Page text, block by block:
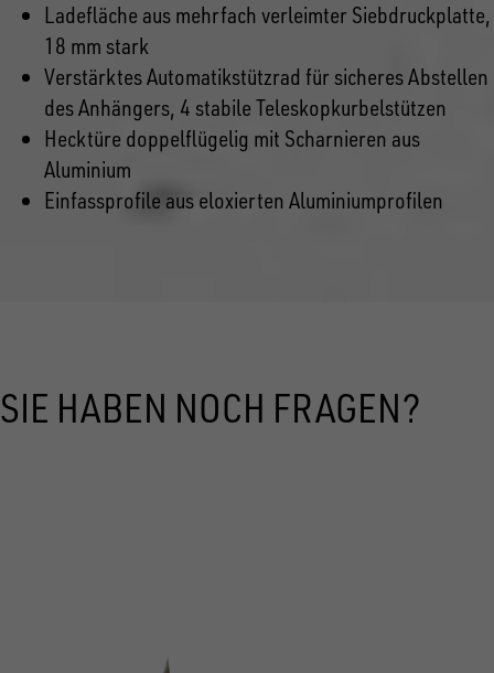
Ladefläche aus mehrfach verleimter Siebdruckplatte,
18 mm stark
Verstärktes Automatikstützrad für sicheres Abstellen
des Anhängers, 4 stabile Teleskopkurbelstützen
Hecktüre doppelflügelig mit Scharnieren aus
Aluminium
Einfassprofile aus eloxierten Aluminiumprofilen
SIE HABEN NOCH FRAGEN?